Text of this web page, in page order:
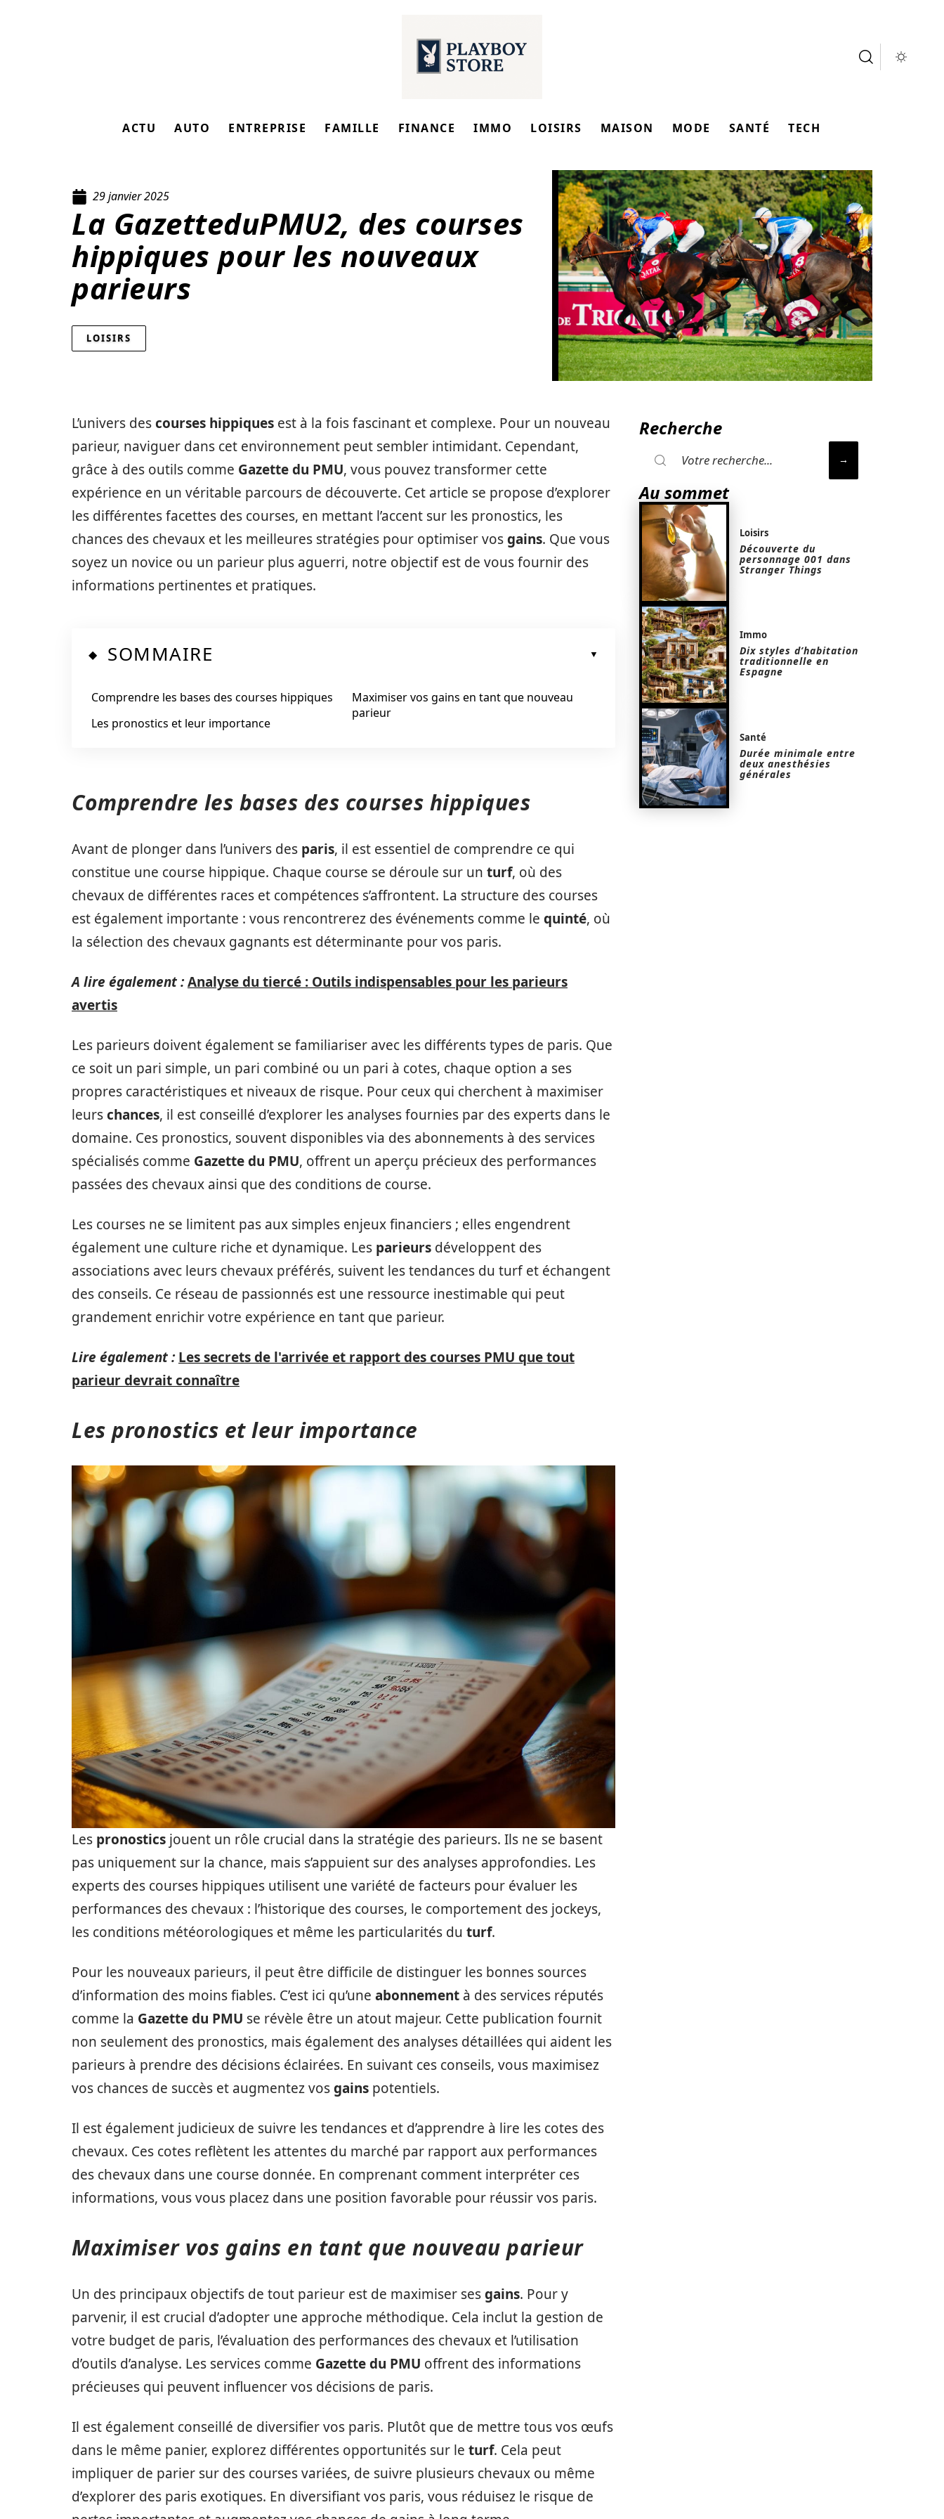
ACTU AUTO ENTREPRISE FAMILLE FINANCE IMMO LOISIRS MAISON MODE SANTÉ TECH
29 janvier 2025
La GazetteduPMU2, des courses
hippiques pour les nouveaux
parieurs
LOISIRS
L’univers descourses hippiques est à la fois fascinant et complexe. Pour un nouveau
parieur, naviguer dans cet environnement peut sembler intimidant. Cependant,
grâce à des outils comme Gazette du PMU, vous pouvez transformer cette
expérience en un véritable parcours de découverte. Cet article se propose d’explorer
les différentes facettes des courses, en mettant l’accent sur les pronostics, les
chances des chevaux et les meilleures stratégies pour optimiser vosgains. Que vous
soyez un novice ou un parieur plus aguerri, notre objectif est de vous fournir des
informations pertinentes et pratiques.
SOMMAIRE
Comprendre les bases des courses hippiques
Les pronostics et leur importance
Maximiser vos gains en tant que nouveau
parieur
Comprendre les bases des courses hippiques
Avant de plonger dans l’univers des paris, il est essentiel de comprendre ce qui
constitue une course hippique. Chaque course se déroule sur un turf, où des
chevaux de différentes races et compétences s’affrontent. La structure des courses
est également importante : vous rencontrerez des événements comme le quinté, où
la sélection des chevaux gagnants est déterminante pour vos paris.
A lire également :Analyse du tiercé : Outils indispensables pour les parieurs
avertis
Les parieurs doivent également se familiariser avec les différents types de paris. Que
ce soit un pari simple, un pari combiné ou un pari à cotes, chaque option a ses
propres caractéristiques et niveaux de risque. Pour ceux qui cherchent à maximiser
leurschances, il est conseillé d’explorer les analyses fournies par des experts dans le
domaine. Ces pronostics, souvent disponibles via des abonnements à des services
spécialisés comme Gazette du PMU, offrent un aperçu précieux des performances
passées des chevaux ainsi que des conditions de course.
Les courses ne se limitent pas aux simples enjeux financiers ; elles engendrent
également une culture riche et dynamique. Les parieurs développent des
associations avec leurs chevaux préférés, suivent les tendances du turf et échangent
des conseils. Ce réseau de passionnés est une ressource inestimable qui peut
grandement enrichir votre expérience en tant que parieur.
Lire également : Les secrets de l'arrivée et rapport des courses PMU que tout
parieur devrait connaître
Les pronostics et leur importance
Les pronostics jouent un rôle crucial dans la stratégie des parieurs. Ils ne se basent
pas uniquement sur la chance, mais s’appuient sur des analyses approfondies. Les
experts des courses hippiques utilisent une variété de facteurs pour évaluer les
performances des chevaux : l’historique des courses, le comportement des jockeys,
les conditions météorologiques et même les particularités du turf.
Pour les nouveaux parieurs, il peut être difficile de distinguer les bonnes sources
d’information des moins fiables. C’est ici qu’une abonnement à des services réputés
comme la Gazette du PMU se révèle être un atout majeur. Cette publication fournit
non seulement des pronostics, mais également des analyses détaillées qui aident les
parieurs à prendre des décisions éclairées. En suivant ces conseils, vous maximisez
vos chances de succès et augmentez vosgains potentiels.
Il est également judicieux de suivre les tendances et d’apprendre à lire les cotes des
chevaux. Ces cotes reflètent les attentes du marché par rapport aux performances
des chevaux dans une course donnée. En comprenant comment interpréter ces
informations, vous vous placez dans une position favorable pour réussir vos paris.
Maximiser vos gains en tant que nouveau parieur
Un des principaux objectifs de tout parieur est de maximiser sesgains. Pour y
parvenir, il est crucial d’adopter une approche méthodique. Cela inclut la gestion de
votre budget de paris, l’évaluation des performances des chevaux et l’utilisation
d’outils d’analyse. Les services comme Gazette du PMU offrent des informations
précieuses qui peuvent influencer vos décisions de paris.
Il est également conseillé de diversifier vos paris. Plutôt que de mettre tous vos œufs
dans le même panier, explorez différentes opportunités sur le turf. Cela peut
impliquer de parier sur des courses variées, de suivre plusieurs chevaux ou même
d’explorer des paris exotiques. En diversifiant vos paris, vous réduisez le risque de
Recherche
Au sommet
Loisirs
Découverte du
personnage 001 dans
Stranger Things
Immo
Dix styles d’habitation
traditionnelle en
Espagne
Santé
Durée minimale entre
deux anesthésies
générales